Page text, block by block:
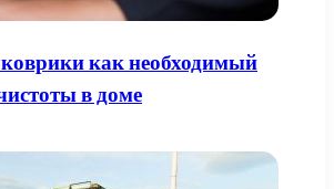
как необходимый
в доме